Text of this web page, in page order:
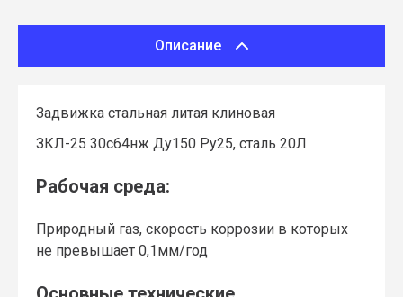
Описание
Задвижка стальная литая клиновая
ЗКЛ-25 30с64нж Ду150 Ру25, сталь 20Л
Рабочая среда:
Природный газ, скорость коррозии в которых
не превышает 0,1мм/год